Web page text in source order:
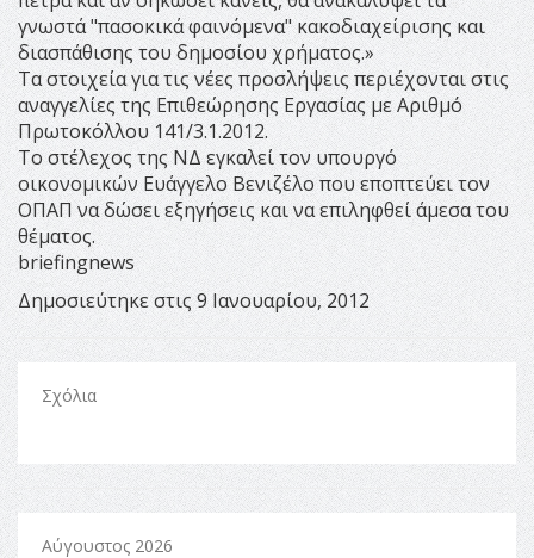
γνωστά "πασοκικά φαινόμενα" κακοδιαχείρισης και
διασπάθισης του δημοσίου χρήματος.»
Τα στοιχεία για τις νέες προσλήψεις περιέχονται στις
αναγγελίες της Επιθεώρησης Εργασίας με Αριθμό
Πρωτοκόλλου 141/3.1.2012.
Το στέλεχος της ΝΔ εγκαλεί τον υπουργό
οικονομικών Ευάγγελο Βενιζέλο που εποπτεύει τον
ΟΠΑΠ να δώσει εξηγήσεις και να επιληφθεί άμεσα του
θέματος.
briefingnews
Δημοσιεύτηκε στις 9 Ιανουαρίου, 2012
Σχόλια
Αύγουστος 2026